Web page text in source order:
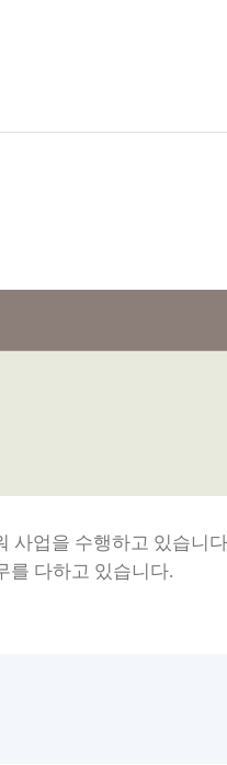
사업을 수행하고 있습니
를 다하고 있습니다.